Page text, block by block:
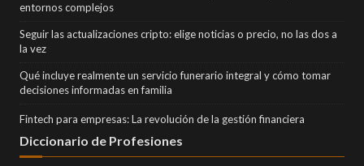
entornos complejos
Seguir las actualizaciones cripto: elige noticias o precio, no las dos a
la vez
Qué incluye realmente un servicio funerario integral y cómo tomar
decisiones informadas en familia
Fintech para empresas: La revolución de la gestión financiera
Diccionario de Profesiones